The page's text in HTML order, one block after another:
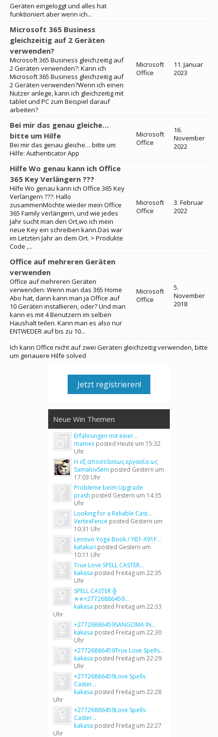
Geräten eingeloggt und alles hat
funktioniert aber wenn ich...
Microsoft 365 Business
gleichzeitig auf 2 Geräten
verwenden?
Microsoft 365 Business gleichzeitig auf
2 Geräten verwenden?: Kann ich
Microsoft 365 Business gleichzeitig auf
2 Geräten verwenden?Wenn ich einen
Nutzer anlege, kann ich gleichzeitig mit
tablet und PC zum Beispiel darauf
arbeiten?
Microsoft
Office
11. Januar
2023
Bei mir das genau gleiche…
bitte um Hilfe
Bei mir das genau gleiche… bitte um
Hilfe: Authenticator App
Microsoft
Office
16.
November
2022
Hilfe Wo genau kann ich Office
365 Key Verlängern ???
Hilfe Wo genau kann ich Office 365 Key
Verlängern ???: Hallo
zusammenMöchte wieder mein Office
365 Family verlängern, und wie jedes
Jahr sucht man den Ort,wo ich mein
neue Key ein schreiben kann.Das war
im Letzten Jahr an dem Ort. > Produkte
Code ,...
Microsoft
Office
3. Februar
2022
Office auf mehreren Geräten
verwenden
Office auf mehreren Geräten
verwenden: Wenn man das 365 Home
Abo hat, dann kann man ja Office auf
10 Geräten installieren, oder? Und man
kann es mit 4 Benutzern im selben
Haushalt teilen. Kann man es also nur
ENTWEDER auf bis zu 10...
Microsoft
Office
5.
November
2018
Ich kann Office nicht auf zwei Geräten gleichzeitig verwenden, bitte
um genauere Hilfe solved
Jetzt registrieren!
Neue Win Themen
Erfahrungen mit einer...
mamex posted Heute um 15:32
Uhr
Η εξ αποστάσεως εργασία ως
SamalovSem posted Gestern um
17:03 Uhr
Probleme beim Upgrade
prash posted Gestern um 14:35
Uhr
Looking for a Reliable Cast...
VertexFence posted Gestern um
10:31 Uhr
Lenovo Yoga Book / YB1-X91F...
katakuri posted Gestern um
10:11 Uhr
True Love SPELL CASTER...
kakasa posted Freitag um 22:35
Uhr
SPELL CASTER ╬
✯✯+27726886459...
kakasa posted Freitag um 22:33
Uhr
+27726886459SANGOMA IN...
kakasa posted Freitag um 22:30
Uhr
+27726886459True Love Spells...
kakasa posted Freitag um 22:29
Uhr
+27726886459Love Spells
Caster...
kakasa posted Freitag um 22:28
Uhr
+27726886459Love Spells
Caster...
kakasa posted Freitag um 22:27
Uhr